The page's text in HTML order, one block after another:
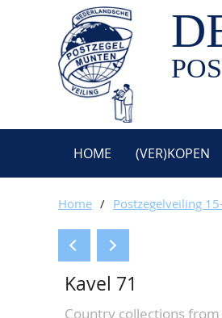
HOME (VER)KOPEN
Home / Postzegelveiling
Kavel 71
Country collections